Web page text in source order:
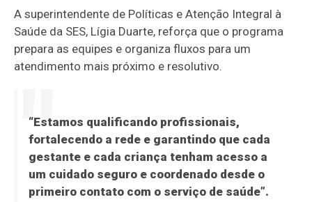
A superintendente de Políticas e Atenção Integral à
Saúde da SES, Lígia Duarte, reforça que o programa
prepara as equipes e organiza fluxos para um
atendimento mais próximo e resolutivo.
“Estamos qualificando profissionais,
fortalecendo a rede e garantindo que cada
gestante e cada criança tenham acesso a
um cuidado seguro e coordenado desde o
primeiro contato com o serviço de saúde”.